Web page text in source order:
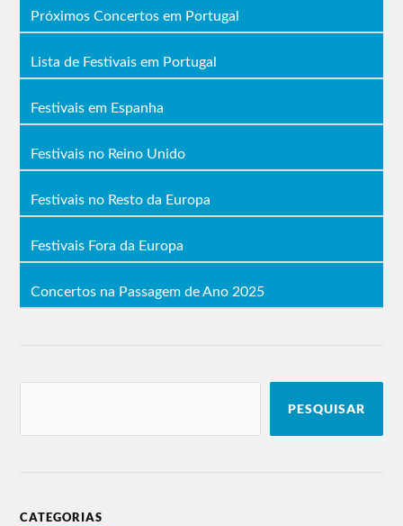
Próximos Concertos em Portugal
Lista de Festivais em Portugal
Festivais em Espanha
Festivais no Reino Unido
Festivais no Resto da Europa
Festivais Fora da Europa
Concertos na Passagem de Ano 2025
PESQUISAR
CATEGORIAS